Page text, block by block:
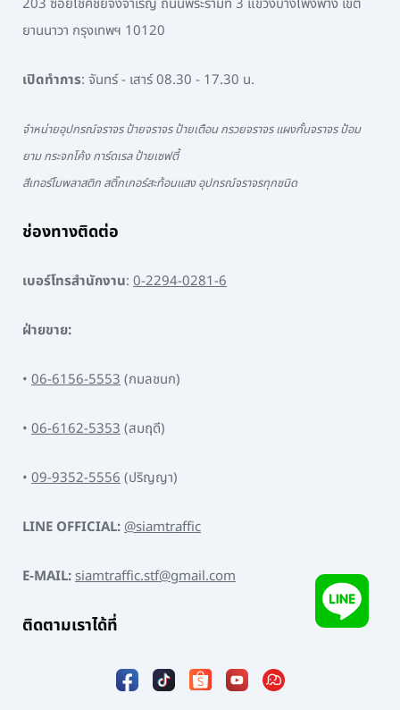
ยานนาวา กรุงเทพฯ 10120
เปิดทำการ: จันทร์ - เสาร์ 08.30 - 17.30 น.
จำหน่ายอุปกรณ์จราจร ป้ายจราจร ป้ายเตือน กรวยจราจร แผงกั้นจราจร ป้อม
ยาม กระจกโค้ง การ์ดเรล ป้ายเซฟตี้
สีเทอร์โมพลาสติก สติ๊กเกอร์สะท้อนแสง อุปกรณ์จราจรทุกชนิด
ช่องทางติดต่อ
เบอร์โทรสำนักงาน: 0-2294-0281-6
ฝ่ายขาย:
• 06-6156-5553(กมลชนก)
• 06-6162-5353(สมฤดี)
• 09-9352-5556(ปริญญา)
LINE OFFICIAL:@siamtraffic
E-MAIL:siamtraffic.stf@gmail.com
ติดตามเราได้ที่